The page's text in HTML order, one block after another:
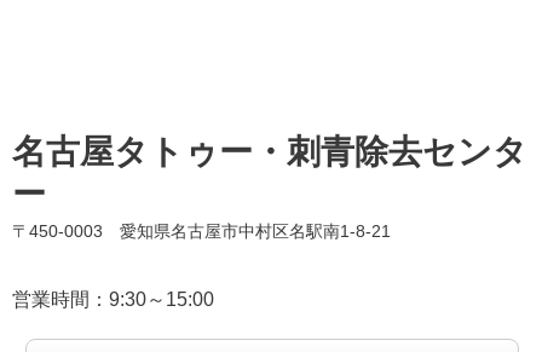
名古屋タトゥー・刺青除去センタ
ー
〒450-0003 愛知県名古屋市中村区名駅南1-8-21
営業時間：9:30～15:00